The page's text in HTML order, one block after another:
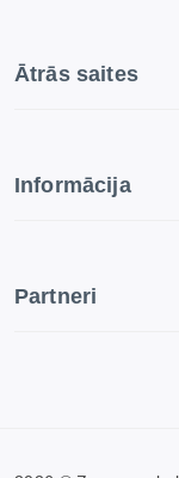
Ātrās saites
Informācija
Partneri